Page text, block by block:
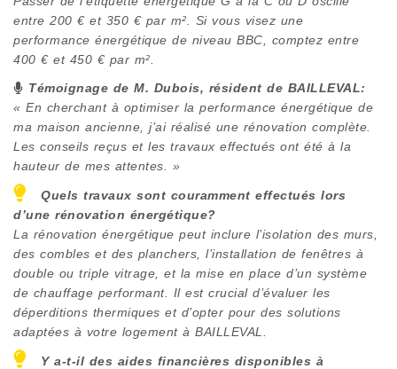
entre 200 € et 350 € par m². Si vous visez une
performance énergétique de niveau BBC, comptez entre
400 € et 450 € par m².
Témoignage de M. Dubois, résident de BAILLEVAL:
« En cherchant à optimiser la performance énergétique de
ma maison ancienne, j’ai réalisé une rénovation complète.
Les conseils reçus et les travaux effectués ont été à la
hauteur de mes attentes. »
Quels travaux sont couramment effectués lors
d’une rénovation énergétique?
La rénovation énergétique peut inclure l’isolation des murs,
des combles et des planchers, l’installation de fenêtres à
double ou triple vitrage, et la mise en place d’un système
de chauffage performant. Il est crucial d’évaluer les
déperditions thermiques et d’opter pour des solutions
adaptées à votre logement à BAILLEVAL
Y a-t-il des aides financières disponibles à